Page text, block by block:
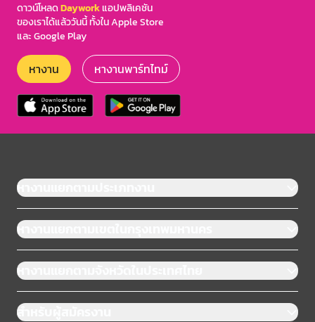
ดาวน์โหลดDayworkแอปพลิเคชัน
ของเราได้แล้ววันนี้ ทั้งใน Apple Store
และ Google Play
หางาน หางานพาร์ทไทม์
หางานแยกตามประเภทงาน
หางานแยกตามเขตในกรุงเทพมหานคร
หางานแยกตามจังหวัดในประเทศไทย
สำหรับผู้สมัครงาน